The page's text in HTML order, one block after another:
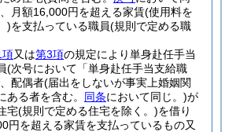
月額16,000円を超える家賃(使用料を
)を支払っている職員(規則で定める職
項又は第3項の規定により単身赴任手当
(次号において「単身赴任手当支給職
配偶者(届出をしないが事実上婚姻関
ある者を含む。 同条において同じ。)が
宅(規則で定める住宅を除く。)を借り
円を超える家賃を支払っているもの又